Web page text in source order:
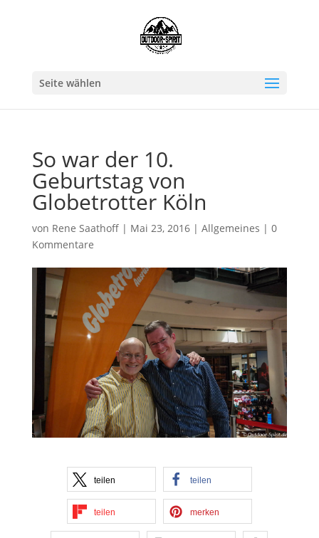
Seite wählen
So war der 10.
Geburtstag von
Globetrotter Köln
von Rene Saathoff| Mai 23, 2016| Allgemeines | 0
Kommentare
teilen teilen
teilen merken